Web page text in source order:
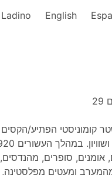
Ladino English
קומוניסטי הפתיע/
אומנים, סופרים,